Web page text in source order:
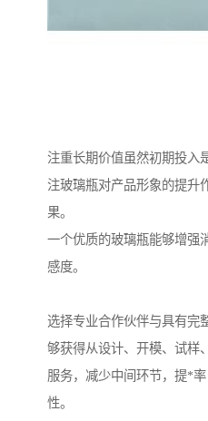
注重长期价值虽然初期投入
注玻璃瓶对产品形象的提升
果。
一个优质的玻璃瓶能够增强
感度。
选择专业合作伙伴与具有完
够获得从设计、开模、试样
服务，减少中间环节，提*
性。